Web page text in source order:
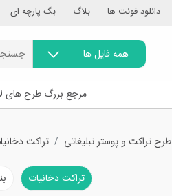
دانلود فونت ها بلاگ بگ پارچه ای
همه فایل ها
مرجع بزرگ طرح های
طرح تراکت و پوستر تبلیغاتی تراکت
تراکت دخانیات